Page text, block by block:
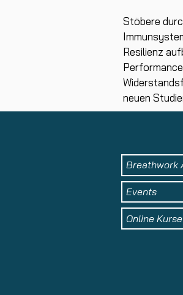
Stöbere
Resilienz
neuen
Breathwork
Events
Online Kurse